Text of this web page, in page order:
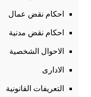
احكام نقض عمال
احكام نقض مدنية
الاحوال الشخصية
الادارى
التعريفات القانونية